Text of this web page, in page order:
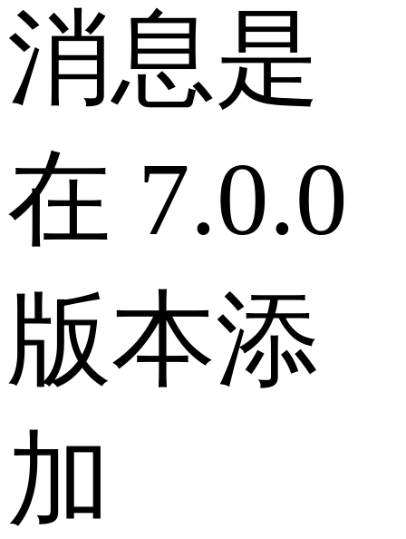
消息是
在 7.0.0
版本添
加